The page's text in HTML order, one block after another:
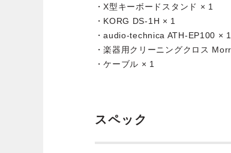
・X型キーボードスタンド × 1
・KORG DS-1H × 1
・audio-technica ATH-EP100 × 1
・楽器用クリーニングクロス
・ケーブル × 1
スペック